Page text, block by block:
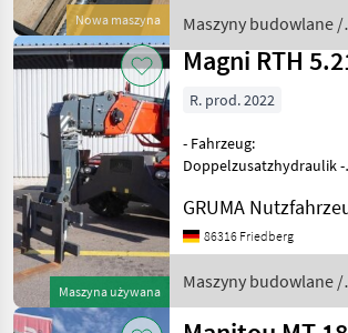
Nowa maszyna
Preisänderungen
vorbehalten. Maszyny
Maszyny budowlane /
Baas
Maszyna używana
Magni RTH
R. prod. 2022
- Fahrzeug:
Doppelzusatzhydraulik -
Einfachzusatzhydraulik -
Gabelträger - Gabelzinken
MAGNI Gabelträger FEM
Aufnahme - Vollkabine,
86316 Friedberg
Maszyny budowlane /
Magni